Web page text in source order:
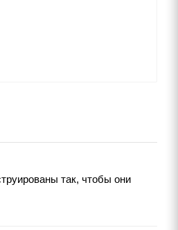
так, чтобы они